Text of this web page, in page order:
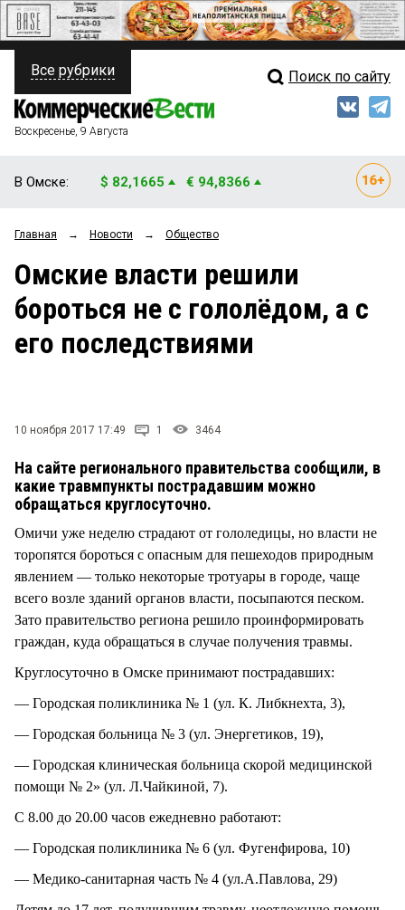
ПОЛИТИКА
ФИНАНСЫ
ОБЩЕСТВО
ЗАКОН
НОВОСТИ КОМПАНИЙ
Свежий выпуск
Рейтинги
Блоги
Архив
Все рубрики Поиск по сайту
Воскресенье, 9 Августа
В Омске: $ 82,1665 € 94,8366
Главная → Новости → Общество
Омские власти решили
бороться не с гололёдом, а с
его последствиями
10 ноября 2017 17:49 1 3464
На сайте регионального правительства сообщили, в
какие травмпункты пострадавшим можно
обращаться круглосуточно.
Омичи уже неделю страдают от гололедицы, но власти не
торопятся бороться с опасным для пешеходов природным
явлением — только некоторые тротуары в городе, чаще
всего возле зданий органов власти, посыпаются песком.
Зато правительство региона решило проинформировать
граждан, куда обращаться в случае получения травмы.
Круглосуточно в Омске принимают пострадавших:
— Городская поликлиника № 1 (ул. К. Либкнехта, 3),
— Городская больница № 3 (ул. Энергетиков, 19),
— Городская клиническая больница скорой медицинской
помощи № 2» (ул. Л.Чайкиной, 7).
С 8.00 до 20.00 часов ежедневно работают:
— Городская поликлиника № 6 (ул. Фугенфирова, 10)
— Медико-санитарная часть № 4 (ул.А.Павлова, 29)